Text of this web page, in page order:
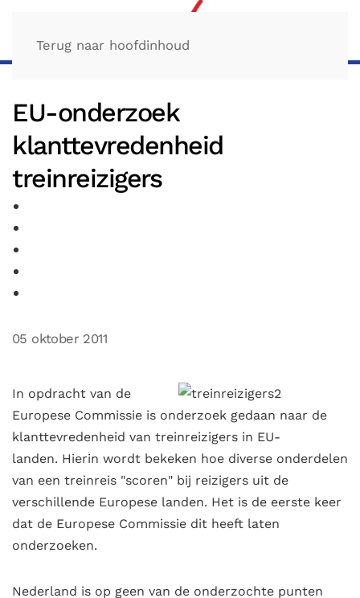
Terug naar hoofdinhoud
EU-onderzoek
klanttevredenheid
treinreizigers
05 oktober 2011
In opdracht van de
Europese Commissie is onderzoek gedaan naar de
klanttevredenheid van treinreizigers in EU-
landen. Hierin wordt bekeken hoe diverse onderdelen
van een treinreis "scoren" bij reizigers uit de
verschillende Europese landen. Het is de eerste keer
dat de Europese Commissie dit heeft laten
onderzoeken.
Nederland is op geen van de onderzochte punten